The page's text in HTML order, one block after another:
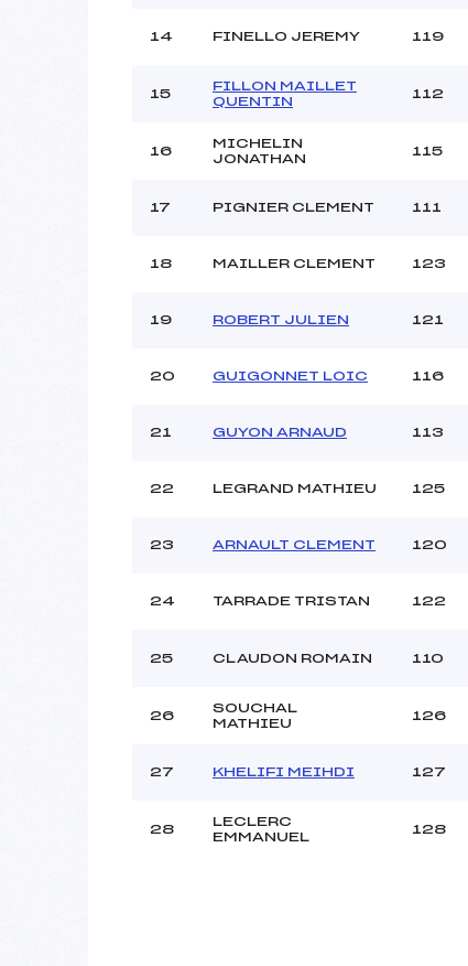
14 FINELLO JEREMY 119
15
FILLON MAILLET
QUENTIN
112
16
MICHELIN
JONATHAN
115
17 PIGNIER CLEMENT 111
18 MAILLER CLEMENT 123
19 ROBERT JULIEN 121
20 GUIGONNET LOIC 116
21 GUYON ARNAUD 113
22 LEGRAND MATHIEU 125
23 ARNAULT CLEMENT 120
24 TARRADE TRISTAN 122
25 CLAUDON ROMAIN 110
26
SOUCHAL
MATHIEU
126
27 KHELIFI MEIHDI 127
28
LECLERC
EMMANUEL
128